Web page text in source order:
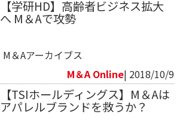
【学研HD】高齢者ビジネス拡大
へ M＆Aで攻勢
M＆Aアーカイブス
M＆A Online| 2018/10/9
【TSIホールディングス】M＆Aは
アパレルブランドを救うか？